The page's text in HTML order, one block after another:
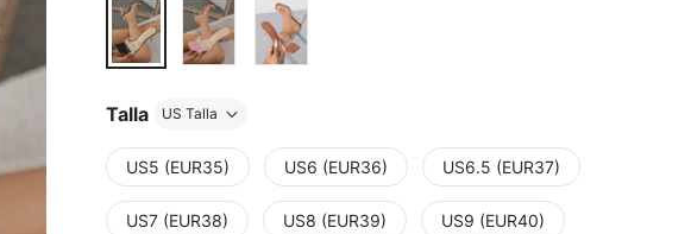
Talla US Talla
US5 (EUR35) US6 (EUR36) US6.5 (EUR37)
US7 (EUR38) US8 (EUR39) US9 (EUR40)